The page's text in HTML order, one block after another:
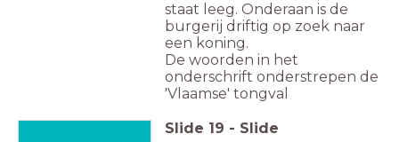
staat leeg. Onderaan is de
burgerij driftig op zoek naar
een koning.
De woorden in het
onderschrift onderstrepen de
'Vlaamse' tongval
Slide 19 - Slide